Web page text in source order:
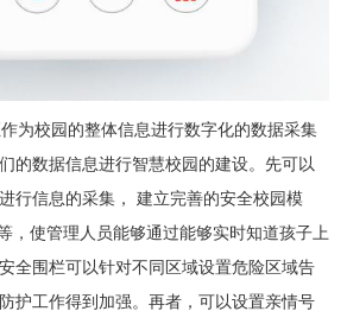
为校园的整体信息进行数字化的数据采集
的数据信息进行智慧校园的建设。先可以
行信息的采集， 建立完善的安全校园模
，使管理人员能够通过能够实时知道孩子上
全围栏可以针对不同区域设置危险区域告
护工作得到加强。再者，可以设置亲情号